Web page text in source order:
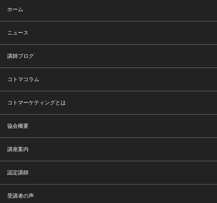
ホーム
ニュース
講師ブログ
コトマコラム
コトマーケティングとは
協会概要
講座案内
認定講師
受講者の声